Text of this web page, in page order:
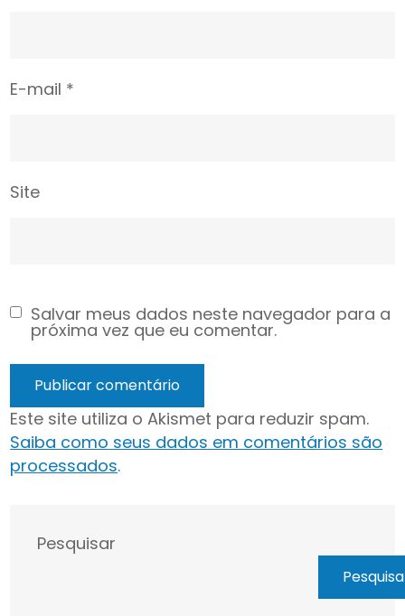
E-mail *
Site
Salvar meus dados neste navegador para a
próxima vez que eu comentar.
Este site utiliza o Akismet para reduzir spam.
Saiba como seus dados em comentários são
processados.
Pesquisar